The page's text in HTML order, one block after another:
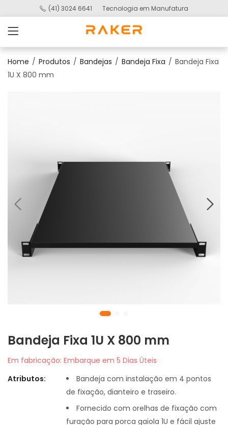
(41) 3024 6641 Tecnologia em Manufatura
Home Produtos Bandejas Bandeja Fixa
Bandeja Fixa
1U X 800 mm
Bandeja Fixa 1U X 800 mm
Em fabricação: Embarque em 5 Dias Úteis
Atributos:
Bandeja com instalação em 4 pontos
de fixação, dianteiro e traseiro.
Fornecido com orelhas de fixação com
furação para porca gaiola 1U e fácil ajuste